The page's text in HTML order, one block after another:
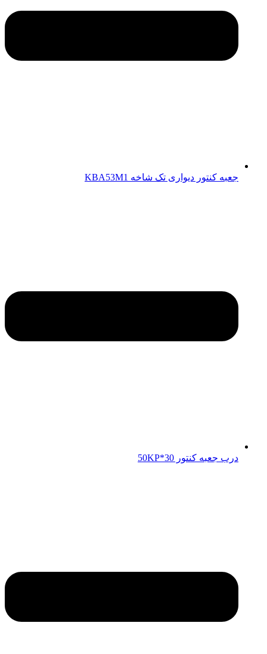
جعبه کنتور دیواری تک شاخه KBA53M1
درب جعبه کنتور 50KP*30